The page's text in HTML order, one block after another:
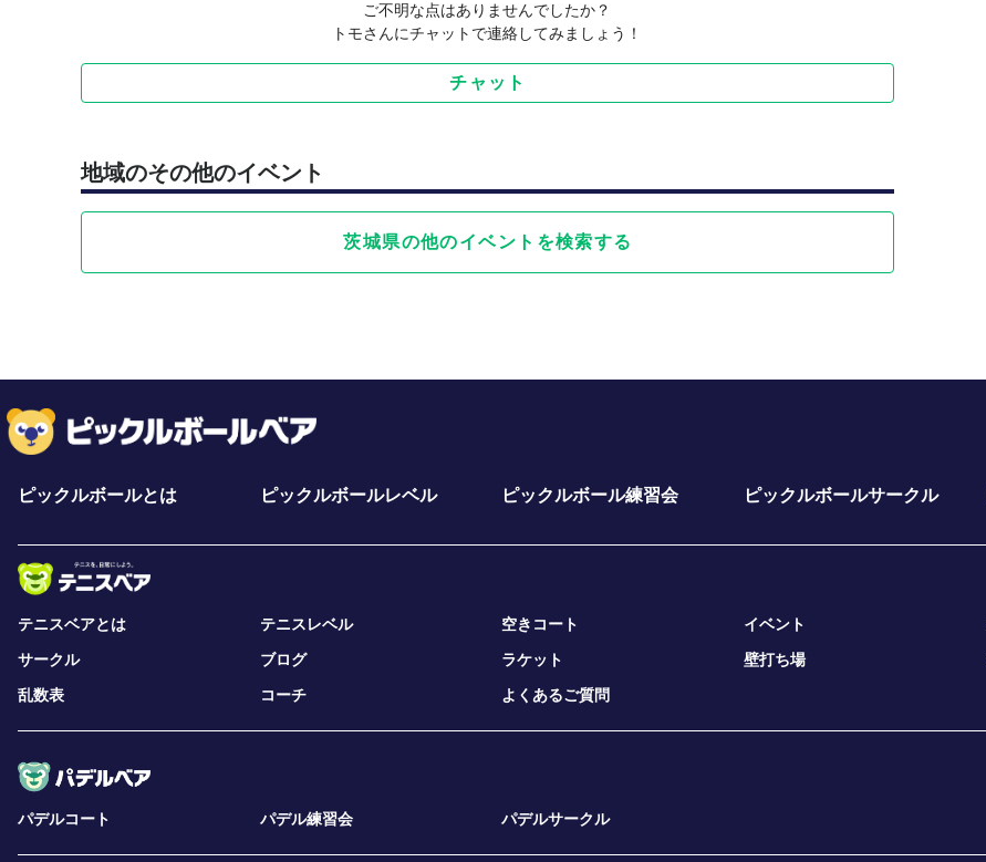
ご不明な点はありませんでしたか？
トモさんにチャットで連絡してみましょう！
チャット
地域のその他のイベント
茨城県の他のイベントを検索する
ピックルボールとは ピックルボールレベル ピックルボール練習会 ピックルボールサークル
テニスベアとは テニスレベル 空きコート イベント
サークル
ブログ ラケット 壁打ち場
乱数表
コーチ よくあるご質問
パデルコート パデル練習会 パデルサークル